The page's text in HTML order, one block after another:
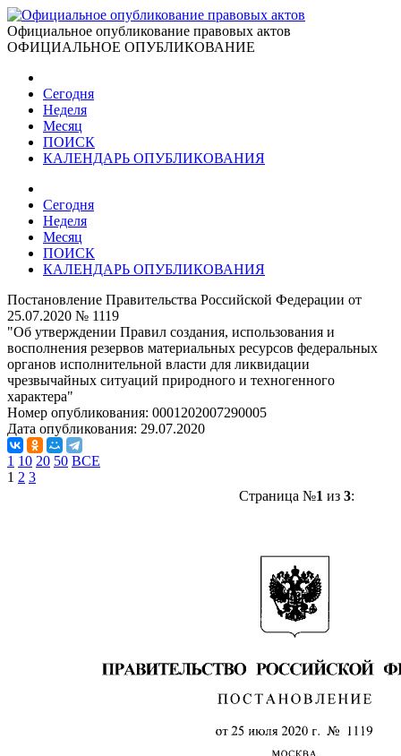
Официальное опубликование правовых актов
ОФИЦИАЛЬНОЕ ОПУБЛИКОВАНИЕ
Сегодня
Неделя
Месяц
ПОИСК
КАЛЕНДАРЬ ОПУБЛИКОВАНИЯ
Сегодня
Неделя
Месяц
ПОИСК
КАЛЕНДАРЬ ОПУБЛИКОВАНИЯ
Постановление Правительства Российской Федерации от
25.07.2020 № 1119
"Об утверждении Правил создания, использования и
восполнения резервов материальных ресурсов федеральных
органов исполнительной власти для ликвидации
чрезвычайных ситуаций природного и техногенного
характера"
Номер опубликования: 0001202007290005
Дата опубликования: 29.07.2020
1 10 20 50 ВСЕ
1 2 3
Страница №1 из 3: